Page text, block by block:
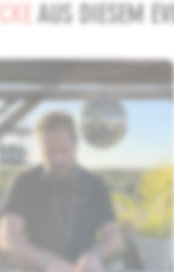
AUS DIESEM